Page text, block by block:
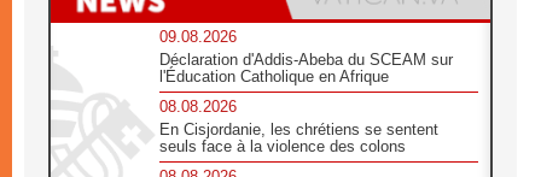
09.08.2026
Déclaration d'Addis-Abeba du SCEAM sur
l'Éducation Catholique en Afrique
08.08.2026
En Cisjordanie, les chrétiens se sentent
seuls face à la violence des colons